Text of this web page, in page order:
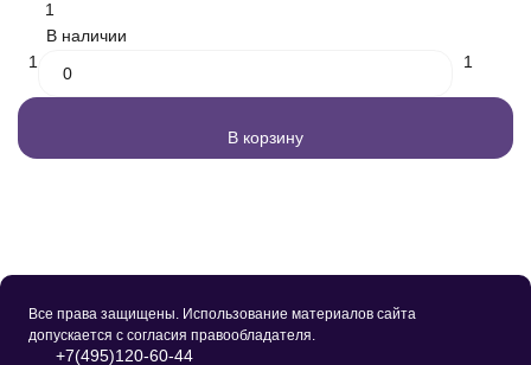
1
В наличии
1
1
В корзину
Все права защищены. Использование материалов сайта
допускается с согласия правообладателя.
+7(495)120-60-44